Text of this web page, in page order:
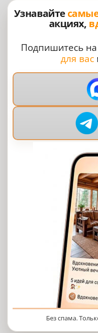
Узнавайте
акциях,
Подпишитесь
для вас
Без спама.